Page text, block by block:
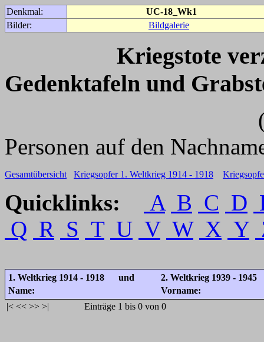
Denkmal:
UC-18_Wk1
Bilder:
Bildgalerie
Kriegstote
Gedenktafeln und
(Für weitere
Personen auf den
Gesamtübersicht Kriegsopfer 1. Weltkrieg 1914 - 1918
Quicklinks: A B C D
Q R S T U V W X Y
1. Weltkrieg 1914 - 1918 und
2. Weltkrieg 1939 - 1945
Name:
Vorname:
|< << >> >| Einträge 1 bis 0 von 0